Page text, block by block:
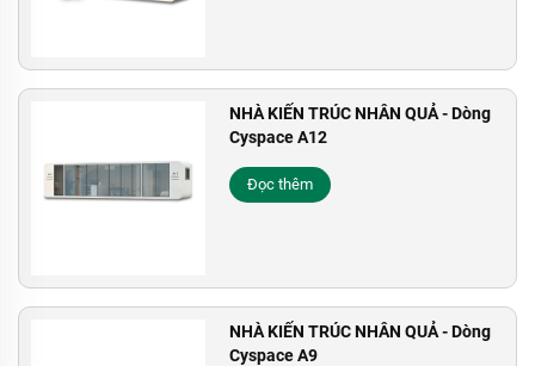
NHÀ KIẾN TRÚC NHÂN QUẢ - Dòng
Cyspace A12
Đọc thêm
NHÀ KIẾN TRÚC NHÂN QUẢ - Dòng
Cyspace A9